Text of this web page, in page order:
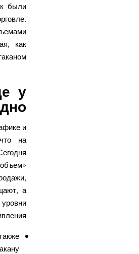
были
как
у
и
на
а